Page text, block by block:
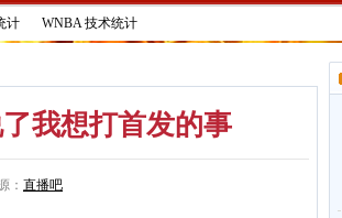
计 WNBA 技术统计
我想打首发的事
： 直播吧